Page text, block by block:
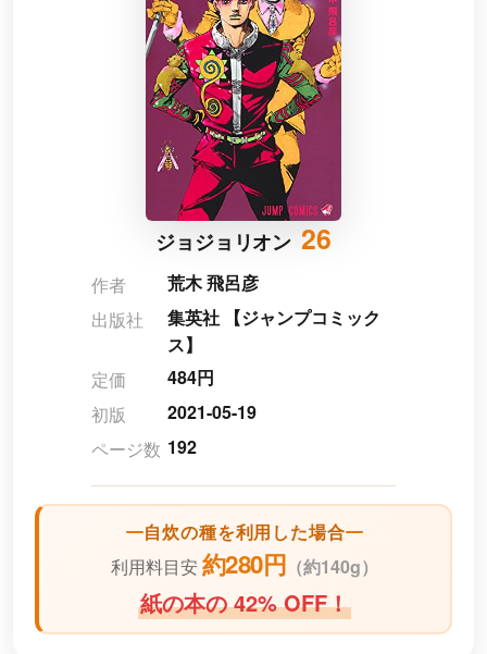
ジョジョリオン 26
作者
荒木 飛呂彦
出版社
集英社 【ジャンプコミック
ス】
定価
484円
初版
2021-05-19
ページ数 192
自炊の種を利用した場合
利用料目安 約280円 （約140g）
紙の本の 42% OFF！